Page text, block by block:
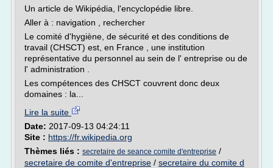
Un article de Wikipédia, l'encyclopédie libre.
Aller à : navigation , rechercher
Le comité d'hygiène, de sécurité et des conditions de
travail (CHSCT) est, en France , une institution
représentative du personnel au sein de l' entreprise ou de
l' administration .
Les compétences des CHSCT couvrent donc deux
domaines : la...
Lire la suite
Date: 2017-09-13 04:24:11
Site : https://fr.wikipedia.org
Thèmes liés : secretaire de seance comite d'entreprise /
secretaire de comite d'entreprise / secretaire du comite d